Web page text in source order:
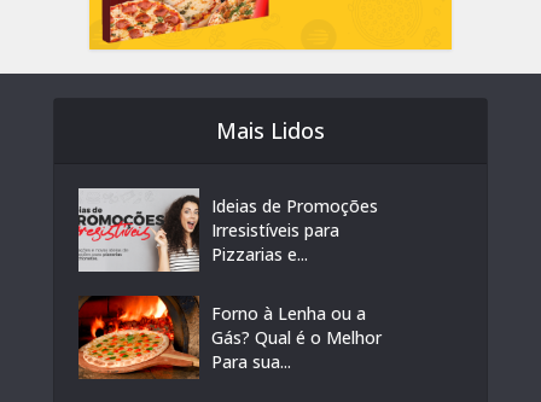
Mais Lidos
Ideias de Promoções
Irresistíveis para
Pizzarias e...
Forno à Lenha ou a
Gás? Qual é o Melhor
Para sua...